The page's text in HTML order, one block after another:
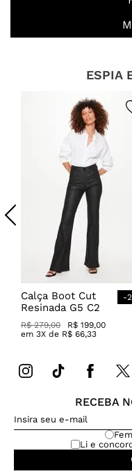
ESPIA
Calça Boot Cut
Resinada G5 C2
-
R$ 279,00 R$ 199,00
em 3X de R$ 66,33
RECEBA
Li e